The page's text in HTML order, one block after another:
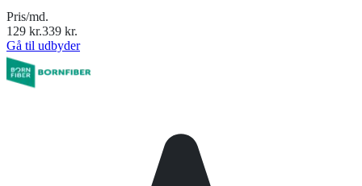
Pris/md.
129 kr.339 kr.
Gå til udbyder